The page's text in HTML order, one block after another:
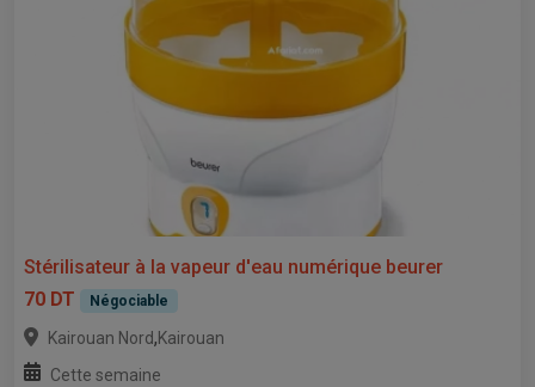
Stérilisateur à la vapeur d'eau numérique beurer
70 DT
Négociable
Kairouan Nord,Kairouan
Cette semaine